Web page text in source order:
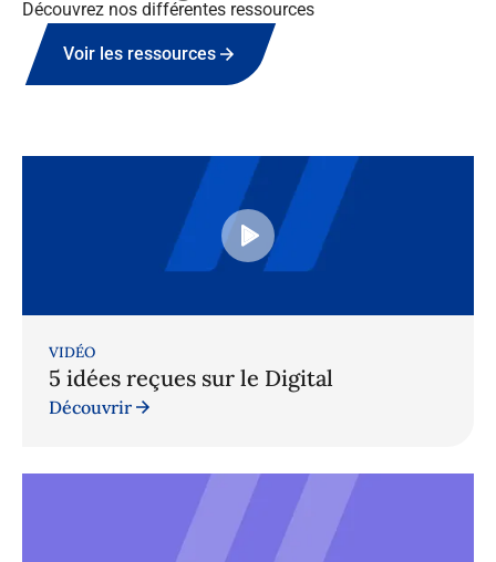
Découvrez nos différentes ressources
Voir les ressources
VIDÉO
5 idées reçues sur le Digital
Découvrir